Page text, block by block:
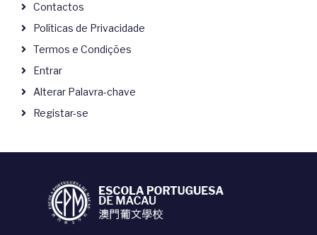
Contactos
Políticas de Privacidade
Termos e Condições
Entrar
Alterar Palavra-chave
Registar-se